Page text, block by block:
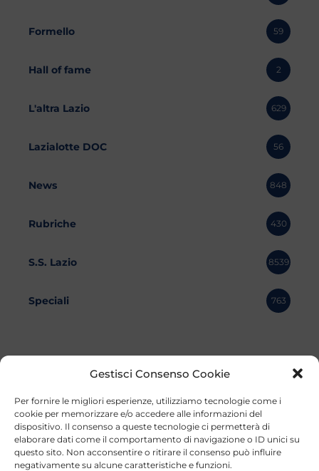
Gestisci Consenso Cookie
Per fornire le migliori esperienze, utilizziamo tecnologie come i
cookie per memorizzare e/o accedere alle informazioni del
dispositivo. Il consenso a queste tecnologie ci permetterà di
elaborare dati come il comportamento di navigazione o ID unici su
questo sito. Non acconsentire o ritirare il consenso può influire
negativamente su alcune caratteristiche e funzioni.
Formello 59
Hall of fame 2
L'altra Lazio 629
Lazialotte DOC 56
News 848
Rubriche 430
S.S. Lazio 8539
Speciali 763
©2023 Tutti i diritti riservatiLazio Live TV